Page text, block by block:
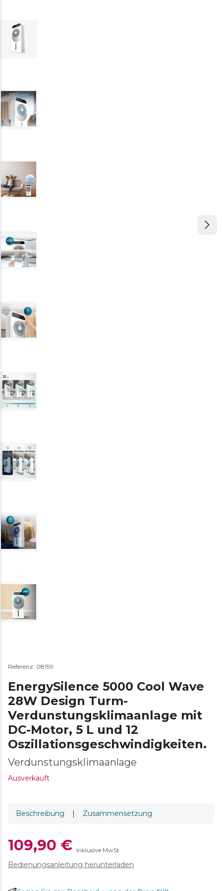
Referenz: 08199
EnergySilence 5000 Cool Wave
28W Design Turm-
Verdunstungsklimaanlage mit
DC-Motor, 5 L und 12
Oszillationsgeschwindigkeiten.
Verdunstungsklimaanlage
Ausverkauft
Beschreibung | Zusammensetzung
109,90 € Inklusive MwSt.
Bedienungsanleitung herunterladen